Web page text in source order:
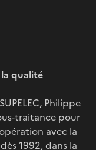
qualité
Philippe
traitance pour
avec la
1992, dans la